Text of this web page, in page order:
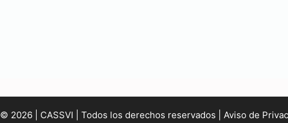
© 2026 | CASSVI | Todos los derechos reservados | Aviso de